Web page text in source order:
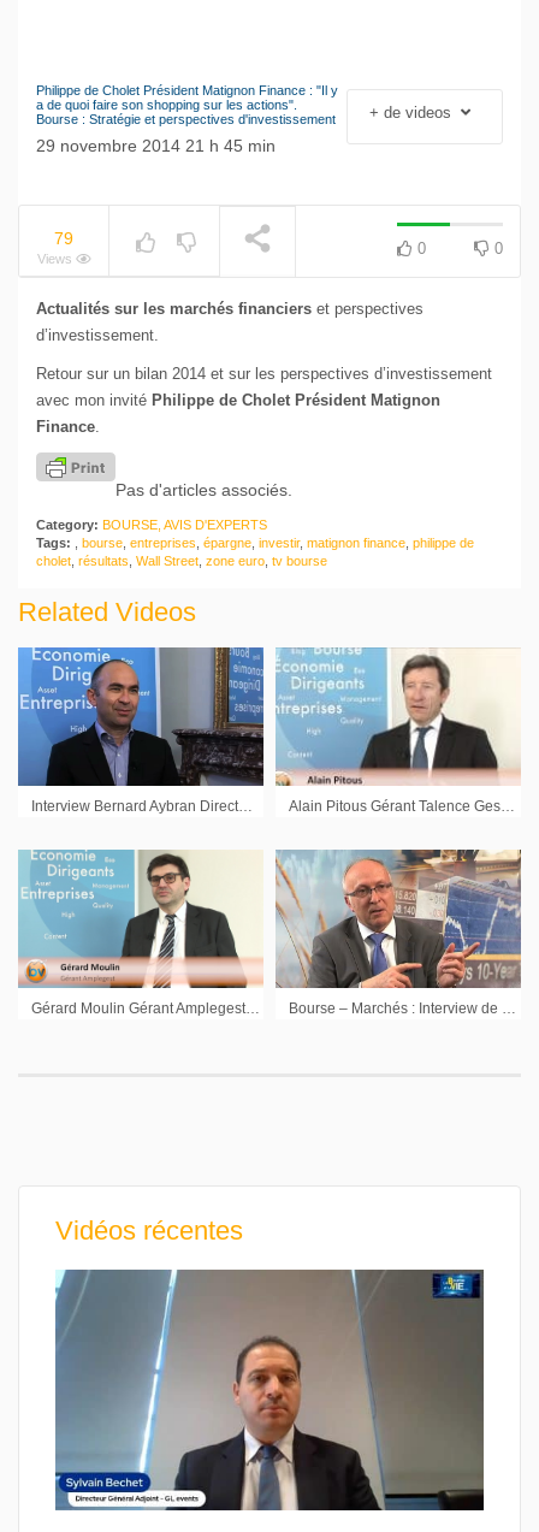
NOW PLAYING
Le séisme industriel
Volkswagen
Philippe de Cholet Président Matignon Finance : "Il y
a de quoi faire son shopping sur les actions".
Bourse : Stratégie et perspectives d'investissement
29 novembre 2014 21 h 45 min
+ de videos
79
Views
0 0
Actualités sur les marchés financiers et perspectives
d’investissement.
Retour sur un bilan 2014 et sur les perspectives d’investissement
avec mon invité Philippe de Cholet Président Matignon
Finance.
Pas d'articles associés.
Category: BOURSE, AVIS D'EXPERTS
Tags:
bourse entreprises épargne investir, matignon finance philippe de
cholet résultats Wall Street zone euro tv bourse
Related Videos
Interview Bernard Aybran Directeur Multigestion Invesco AM Alain Pitous Gérant Talence Gestion : « La prochaine séquence, les Etats pour des relances ciblées »
Vidéos récentes